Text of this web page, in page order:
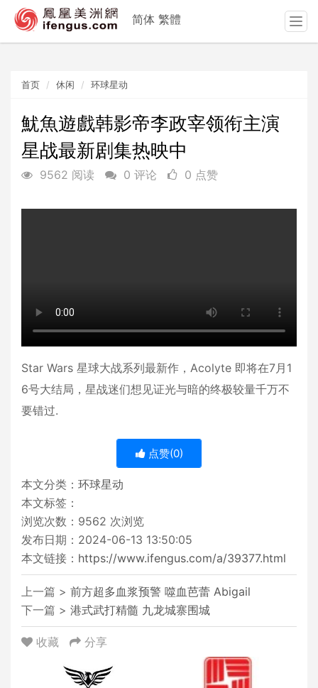
首页 休闲 环球星动
魷魚遊戲韩影帝李政宰领衔主演
星战最新剧集热映中
9562 阅读 0 评论 0 点赞
Star Wars 星球大战系列最新作，Acolyte 即将在7月1
6号大结局，星战迷们想见证光与暗的终极较量千万不
要错过.
点赞(0)
本文分类： 环球星动
本文标签：
浏览次数： 9562 次浏览
发布日期：2024-06-13 13:50:05
本文链接： https://www.ifengus.com/a/39377.html
上一篇 > 前方超多血浆预警 噬血芭蕾 Abigail
下一篇 > 港式武打精髓 九龙城寨围城
收藏 分享
简体 繁體
T
o
t